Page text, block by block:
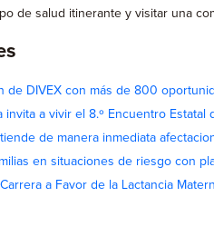
de salud itinerante y visitar una
de DIVEX con más de 800
invita a vivir el 8.º Encuentro Estatal
de manera inmediata
en situaciones de riesgo con
a Favor de la Lactancia